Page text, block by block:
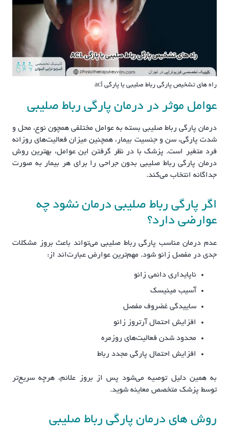
راه های تشخیص پارگی رباط صلیبی یا پارگی acl
عوامل موثر در درمان پارگی رباط صلیبی
درمان پارگی رباط صلیبی بسته به عوامل مختلفی همچون نوع، محل و
شدت پارگی، سن و جنسیت بیمار، همچنین میزان فعالیت‌های روزانه
فرد متغیر است. پزشک با در نظر گرفتن این عوامل، بهترین روش
درمان پارگی رباط صلیبی بدون جراحی را برای هر بیمار به صورت
جداگانه انتخاب می‌کند.
اگر پارگی رباط صلیبی درمان نشود چه
عوارضی دارد؟
عدم درمان مناسب پارگی رباط صلیبی می‌تواند باعث بروز مشکلات
جدی در مفصل زانو شود. مهم‌ترین عوارض عبارت‌اند از:
ناپایداری دائمی زانو
آسیب مینیسک
ساییدگی غضروف مفصل
افزایش احتمال آرتروز زانو
محدود شدن فعالیت‌های روزمره
افزایش احتمال پارگی مجدد رباط
به همین دلیل توصیه می‌شود پس از بروز علائم، هرچه سریع‌تر
توسط پزشک متخصص معاینه شوید.
روش های درمان پارگی رباط صلیبی